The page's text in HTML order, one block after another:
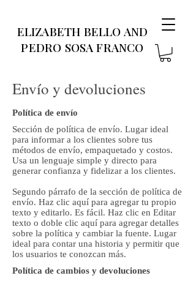
ELIZABETH BELLO AND
PEDRO SOSA FRANCO
Envío y devoluciones
Política de envío
Sección de política de envío. Lugar ideal
para informar a los clientes sobre tus
métodos de envío, empaquetado y costos.
Usa un lenguaje simple y directo para
generar confianza y fidelizar a los clientes.
Segundo párrafo de la sección de política de
envío. Haz clic aquí para agregar tu propio
texto y editarlo. Es fácil. Haz clic en Editar
texto o doble clic aquí para agregar detalles
sobre la política y cambiar la fuente. Lugar
ideal para contar una historia y permitir que
los usuarios te conozcan más.
Política de cambios y devoluciones